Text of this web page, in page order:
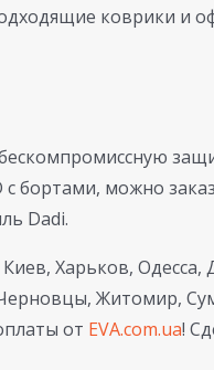
коврики и
бортами, можно
Dadi.
Харьков,
Житомир,
от EVA.com.ua!